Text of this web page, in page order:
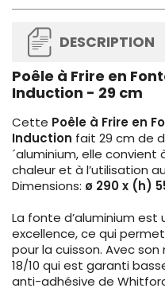
DESCRIPTION
Poêle à Frire en
Induction - 29 cm
Cette Poêle à Frire en
Induction fait 29 cm de
´aluminium, elle
chaleur et à l’utilisation
Dimensions: ø 290 x (h)
La fonte d’aluminium
excellence, ce qui
pour la cuisson. Avec
18/10 qui est garanti
anti-adhésive de